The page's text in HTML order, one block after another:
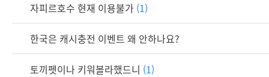
자피르호수 현재 이용불가 (1)
한국은 캐시충전 이벤트 왜 안하나요?
토끼펫이나 키워볼라했드니 (1)